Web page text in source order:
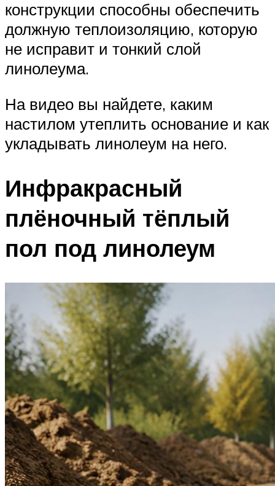
конструкции способны обеспечить
должную теплоизоляцию, которую
не исправит и тонкий слой
линолеума.
На видео вы найдете, каким
настилом утеплить основание и как
укладывать линолеум на него.
Инфракрасный
плёночный тёплый
пол под линолеум